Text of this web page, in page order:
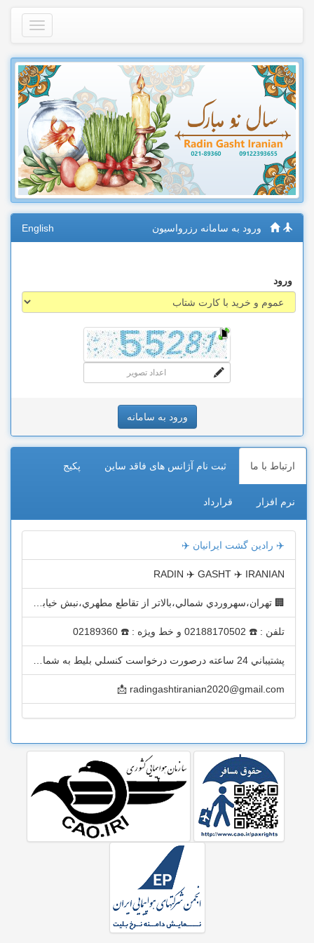
ورود به سامانه رزرواسیون English
ورود
ارتباط با ما ثبت نام آژانس های فاقد ساین پکیج
نرم افزار قرارداد
✈️ رادين گشت ايرانيان ✈️
RADIN ✈️ GASHT ✈️ IRANIAN
تلفن : ☎️ 02188170502 و خط ويژه : ☎️ 02189360
radingashtiranian2020@gmail.com 📩